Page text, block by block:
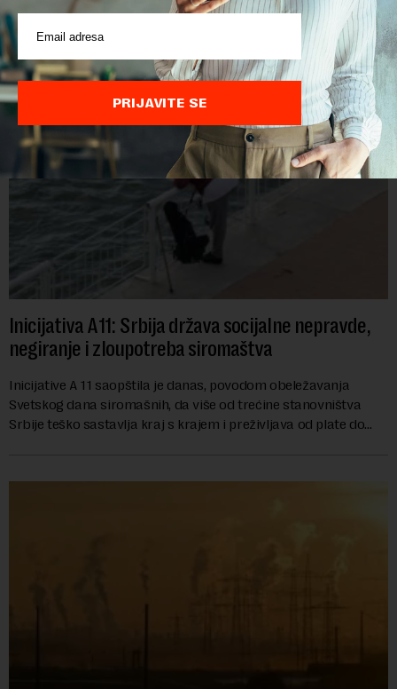
"Jugoslovenskom rečnom brodarstvu" otpiše više od 1,3
miliona evra duga prema državi, objavila je Pištaljka. To je
Inicijativa A11: Srbija država socijalne nepravde,
negiranje i zloupotreba siromaštva
Inicijative A 11 saopštila je danas, povodom obeležavanja
Svetskog dana siromašnih, da više od trećine stanovništva
Srbije teško sastavlja kraj s krajem i preživljava od plate do
PRIJAVITE SE